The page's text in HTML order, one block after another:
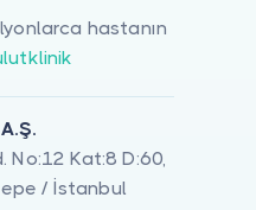
hastanın
No:12 Kat:8 D:60,
/ İstanbul